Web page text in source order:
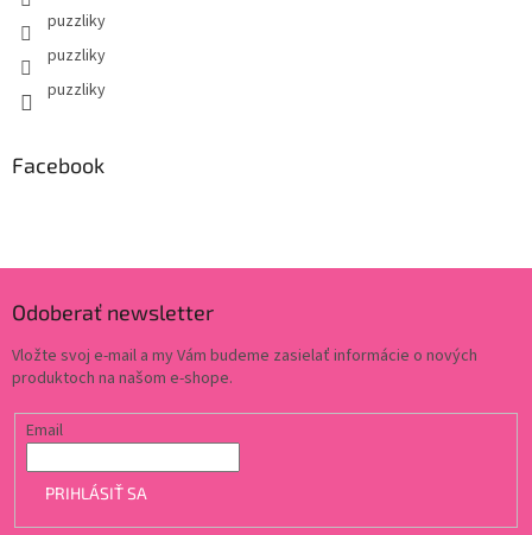
puzzliky
puzzliky
puzzliky
Facebook
Odoberať newsletter
Vložte svoj e-mail a my Vám budeme zasielať informácie o nových
produktoch na našom e-shope.
Email
PRIHLÁSIŤ SA